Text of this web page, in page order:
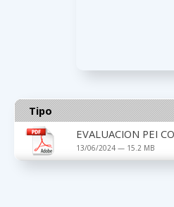
Tipo
EVALUACION PEI
13/06/2024 — 15.2 MB